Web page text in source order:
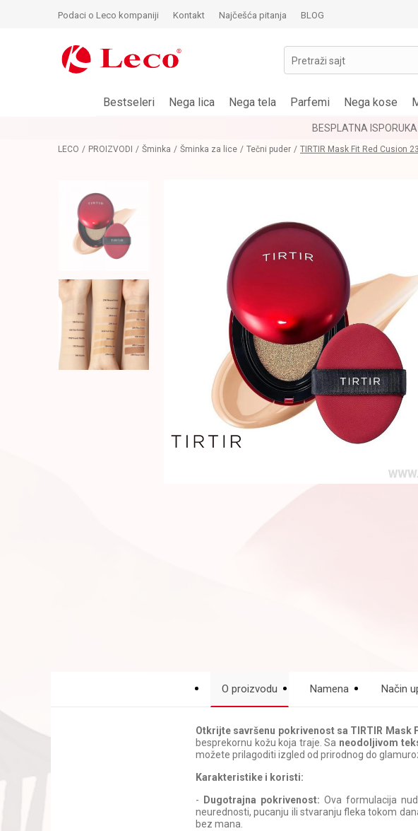
Podaci o Leco kompaniji Kontakt Najčešća pitanja BLOG
Pretraži sajt
Bestseleri Nega lica Nega tela Parfemi Nega kose
BESPLATNA
LECO PROIZVODI Šminka Šminka za lice Tečni puder TIRTIR Mask Fit Red Cusion
O proizvodu Namena Način
Otkrijte savršenu pokrivenost sa TIRTIR Mask
besprekornu kožu koja traje. Sa neodoljivom
možete prilagoditi izgled od prirodnog do
Karakteristike i koristi:
-
Dugotrajna pokrivenost: Ova formulacija
neurednosti, pucanju ili stvaranju fleka tokom
bez mana.